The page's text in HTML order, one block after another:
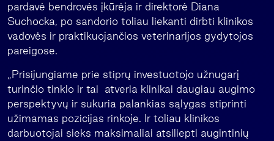
pardavė bendrovės įkūrėja ir direktorė Diana
Suchocka, po sandorio toliau liekanti dirbti klinikos
vadovės ir praktikuojančios veterinarijos gydytojos
pareigose.
„Prisijungiame prie stiprų investuotojo užnugarį
turinčio tinklo ir tai atveria klinikai daugiau augimo
perspektyvų ir sukuria palankias sąlygas stiprinti
užimamas pozicijas rinkoje. Ir toliau klinikos
darbuotojai sieks maksimaliai atsiliepti augintinių